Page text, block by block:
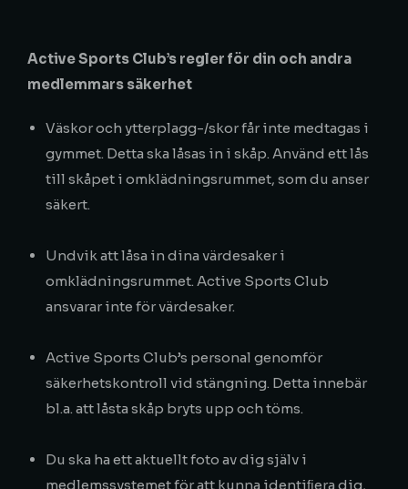
Active Sports Club’s regler för din och andra
medlemmars säkerhet
Väskor och ytterplagg-/skor får inte medtagas i
gymmet. Detta ska låsas in i skåp. Använd ett lås
till skåpet i omklädningsrummet, som du anser
säkert.
Undvik att låsa in dina värdesaker i
omklädningsrummet. Active Sports Club
ansvarar inte för värdesaker.
Active Sports Club’s personal genomför
säkerhetskontroll vid stängning. Detta innebär
bl.a. att låsta skåp bryts upp och töms.
Du ska ha ett aktuellt foto av dig själv i
medlemssystemet för att kunna identiﬁera dig,